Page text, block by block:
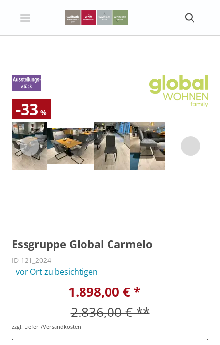
-33 %
Essgruppe Global Carmelo
ID 121_2024
vor Ort zu besichtigen
1.898,00 € *
2.836,00 € **
zzgl. Liefer-/Versandkosten